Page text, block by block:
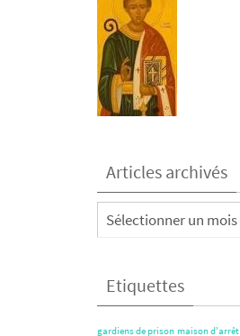
Articles archivés
Articles
archivés
Etiquettes
gardiens de prison maison d'arrêt